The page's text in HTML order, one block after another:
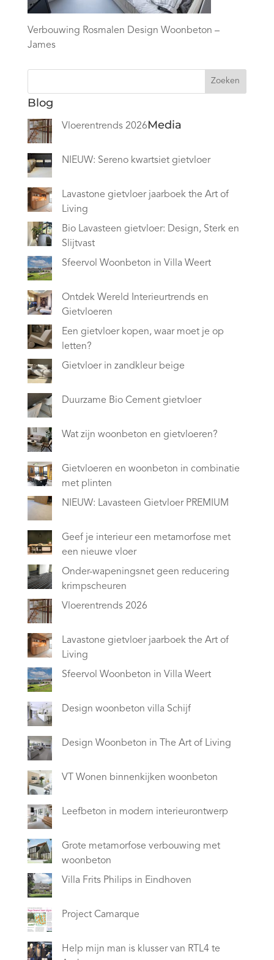
Verbouwing Rosmalen Design Woonbeton –
James
Zoeken
Blog
Vloerentrends 2026
NIEUW: Sereno kwartsiet gietvloer
Lavastone gietvloer jaarboek the Art of
Living
Bio Lavasteen gietvloer: Design, Sterk en
Slijtvast
Sfeervol Woonbeton in Villa Weert
Ontdek Wereld Interieurtrends en
Gietvloeren
Een gietvloer kopen, waar moet je op
letten?
Gietvloer in zandkleur beige
Duurzame Bio Cement gietvloer
Wat zijn woonbeton en gietvloeren?
Gietvloeren en woonbeton in combinatie
met plinten
NIEUW: Lavasteen Gietvloer PREMIUM
Geef je interieur een metamorfose met
een nieuwe vloer
Onder-wapeningsnet geen reducering
krimpscheuren
Media
Vloerentrends 2026
Lavastone gietvloer jaarboek the Art of
Living
Sfeervol Woonbeton in Villa Weert
Design woonbeton villa Schijf
Design Woonbeton in The Art of Living
VT Wonen binnenkijken woonbeton
Leefbeton in modern interieurontwerp
Grote metamorfose verbouwing met
woonbeton
Villa Frits Philips in Eindhoven
Project Camarque
Help mijn man is klusser van RTL4 te